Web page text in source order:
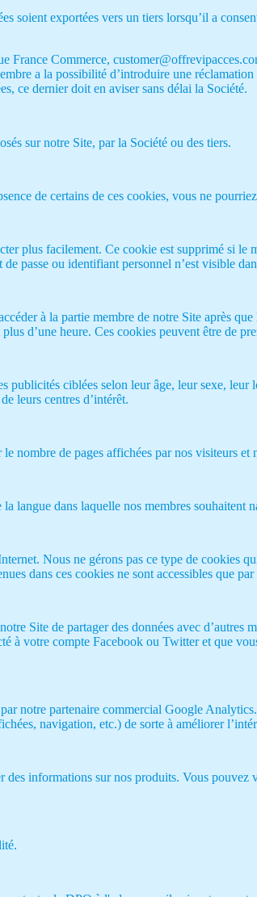
soient exportées vers un tiers lorsqu’il a
France Commerce,
a la possibilité d’introduire une
ce dernier doit en aviser sans délai la Société.
sur notre Site, par la Société ou des tiers.
de certains de ces cookies, vous ne
plus facilement. Ce cookie est supprimé si
passe ou identifiant personnel n’est visible
à la partie membre de notre Site après
d’une heure. Ces cookies peuvent être de
publicités ciblées selon leur âge, leur sexe,
leurs centres d’intérêt.
nombre de pages affichées par nos visiteurs
langue dans laquelle nos membres souhaitent
Nous ne gérons pas ce type de cookies
dans ces cookies ne sont accessibles que
Site de partager des données avec
à votre compte Facebook ou Twitter et que
notre partenaire commercial Google
navigation, etc.) de sorte à améliorer
informations sur nos produits. Vous